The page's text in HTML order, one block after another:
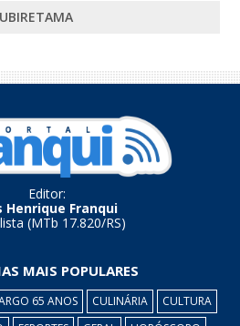
UBIRETAMA
Editor:
Henrique Franqui
(MTb 17.820/RS)
MAIS POPULARES
65 ANOS CULINÁRIA
CULTURA